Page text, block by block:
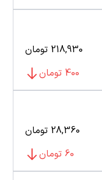
218,930 تومان
400 تومان
28,360 تومان
60 تومان